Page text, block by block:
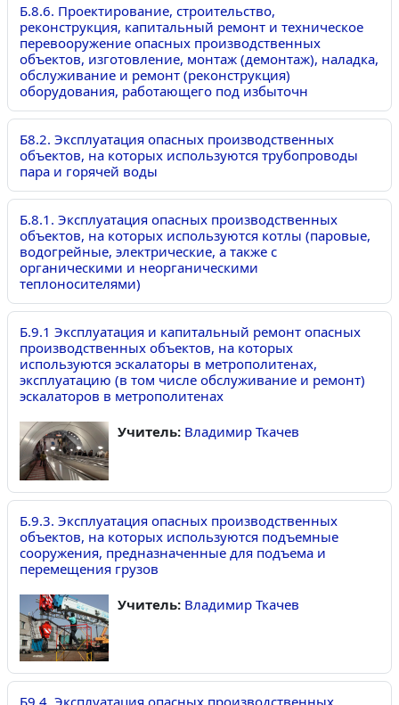
Б.8.6. Проектирование, строительство,
реконструкция, капитальный ремонт и техническое
перевооружение опасных производственных
объектов, изготовление, монтаж (демонтаж), наладка,
обслуживание и ремонт (реконструкция)
оборудования, работающего под избыточн
Б8.2. Эксплуатация опасных производственных
объектов, на которых используются трубопроводы
пара и горячей воды
Б.8.1. Эксплуатация опасных производственных
объектов, на которых используются котлы (паровые,
водогрейные, электрические, а также с
органическими и неорганическими
теплоносителями)
Б.9.1 Эксплуатация и капитальный ремонт опасных
производственных объектов, на которых
используются эскалаторы в метрополитенах,
эксплуатацию (в том числе обслуживание и ремонт)
эскалаторов в метрополитенах
Учитель: Владимир Ткачев
Б.9.3. Эксплуатация опасных производственных
объектов, на которых используются подъемные
сооружения, предназначенные для подъема и
перемещения грузов
Учитель: Владимир Ткачев